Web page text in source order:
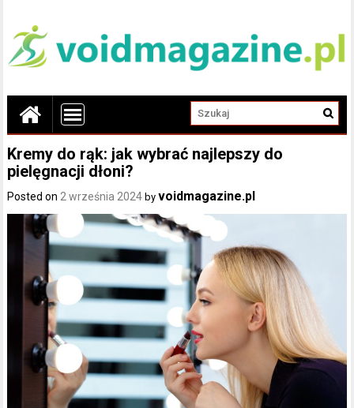
Kremy do rąk: jak wybrać najlepszy do
pielęgnacji dłoni?
Posted on 2 września 2024 byvoidmagazine.pl